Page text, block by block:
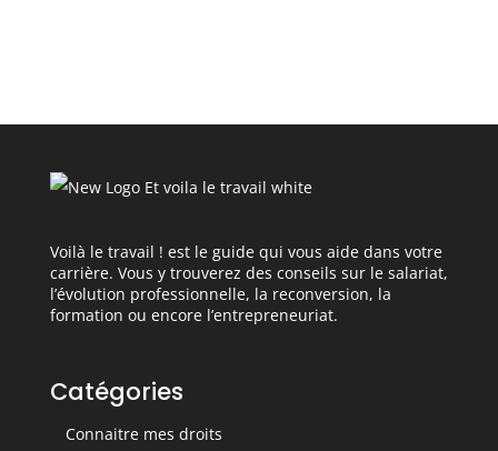
Voilà le travail ! est le guide qui vous aide dans votre
carrière. Vous y trouverez des conseils sur le salariat,
l’évolution professionnelle, la reconversion, la
formation ou encore l’entrepreneuriat.
Catégories
Connaitre mes droits